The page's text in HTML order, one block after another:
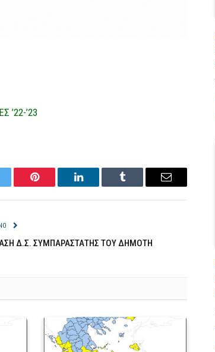
’23
Pinterest LinkedIn Tumblr Email
Δ.Σ. ΣΥΜΠΑΡΑΣΤΑΤΗΣ ΤΟΥ ΔΗΜΟΤΗ